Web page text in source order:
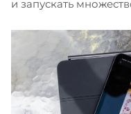
и запускать